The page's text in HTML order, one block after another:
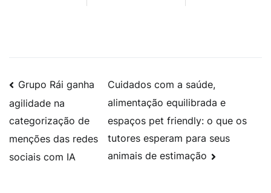
Grupo Rái ganha
agilidade na
categorização de
menções das redes
sociais com IA
Cuidados com a saúde,
alimentação equilibrada e
espaços pet friendly: o que os
tutores esperam para seus
animais de estimação